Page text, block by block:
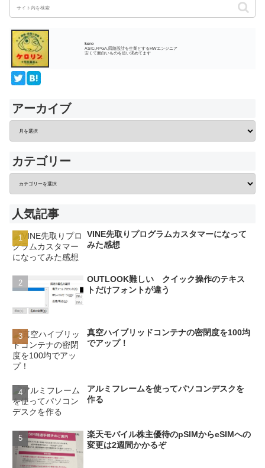
kero
ASIC,FPGA,回路設計を生業とするHWエンジニア
安くて面白いものを追い求めてます
アーカイブ
カテゴリー
人気記事
VINE先取りプログラムカスタマーになって
みた感想
OUTLOOK難しい クイック操作のテキス
トだけフォントが違う
真空ハイブリッドコンテナの密閉度を100均
でアップ！
アルミフレームを使ってパソコンデスクを
作る
楽天モバイル株主優待のpSIMからeSIMへの
変更は2週間かかるぞ